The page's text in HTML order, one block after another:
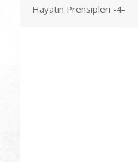
Hayatın Prensipleri -4-